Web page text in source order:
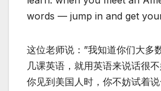
words — jump in and get
这位老师说：”我知道你们大多
几课英语，就用英语来说话很
你见到美国人时，你不妨试着